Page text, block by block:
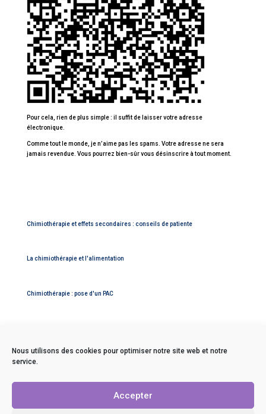
Nous utilisons des cookies pour optimiser notre site web et notre
service.
Accepter
Pour cela, rien de plus simple : il suffit de laisser votre adresse
électronique.
Comme tout le monde, je n’aime pas les spams. Votre adresse ne sera
jamais revendue. Vous pourrez bien-sûr vous désinscrire à tout moment.
Chimiothérapie et effets secondaires : conseils de patiente
La chimiothérapie et l'alimentation
Chimiothérapie : pose d'un PAC
Politique de confidentialité C.G.V.